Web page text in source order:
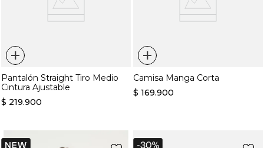
+
Pantalón Straight Tiro Medio
Cintura Ajustable
$ 219.900
+
Camisa Manga Corta
$ 169.900